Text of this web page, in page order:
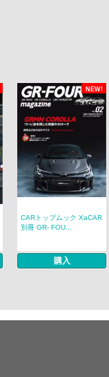
NEW!
CARトップムック XaCAR
別冊 GR- FOU...
購入